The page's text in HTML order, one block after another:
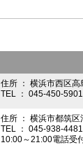
住所 ： 横浜市西区
TEL ： 045-450-
住所 ： 横浜市都筑
TEL ： 045-938-
10:00～21:00電話受